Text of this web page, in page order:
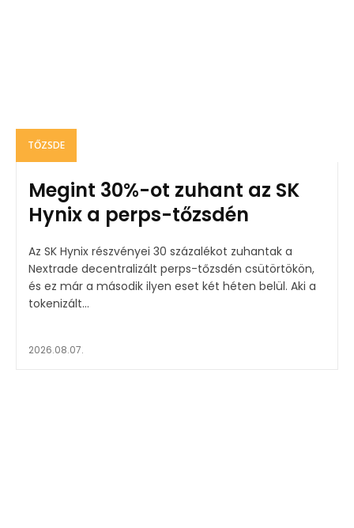
TŐZSDE
Megint 30%-ot zuhant az SK
Hynix a perps-tőzsdén
Az SK Hynix részvényei 30 százalékot zuhantak a
Nextrade decentralizált perps-tőzsdén csütörtökön,
és ez már a második ilyen eset két héten belül. Aki a
tokenizált...
2026.08.07.